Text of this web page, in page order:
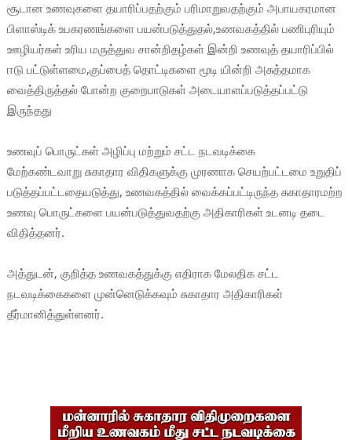
சூடான உணவுகளை தயாரிப்பதற்கும் பரிமாறுவதற்கும் அபாயகரமான
பிளாஸ்டிக் உபகரணங்களை பயன்படுத்துதல்,உணவகத்தில் பணிபுரியும்
ஊழியர்கள் உரிய மருத்துவ சான்றிதழ்கள் இன்றி உணவுத் தயாரிப்பில்
ஈடு பட்டுள்ளமை,குப்பைத் தொட்டிகளை மூடி யின்றி அசுத்தமாக
வைத்திருத்தல் போன்ற குறைபாடுகள் அடையாளப்படுத்தப்பட்டு
இருந்தது
உணவுப் பொருட்கள் அழிப்பு மற்றும் சட்ட நடவடிக்கை
மேற்கண்டவாறு சுகாதார விதிகளுக்கு முரணாக செயற்பட்டமை உறுதிப்
படுத்தப்பட்டதையடுத்து, உணவகத்தில் வைக்கப்பட்டிருந்த சுகாதாரமற்ற
உணவு பொருட்களை பயன்படுத்துவதற்கு அதிகாரிகள் உடனடி தடை
விதித்தனர்.
அத்துடன், குறித்த உணவகத்துக்கு எதிராக மேலதிக சட்ட
நடவடிக்கைகளை முன்னெடுக்கவும் சுகாதார அதிகாரிகள்
தீர்மானித்துள்ளனர்.